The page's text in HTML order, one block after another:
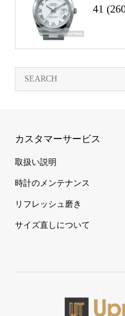
41
カスタマーサービス
取扱い説明
時計のメンテナンス
リフレッシュ磨き
サイズ直しについて